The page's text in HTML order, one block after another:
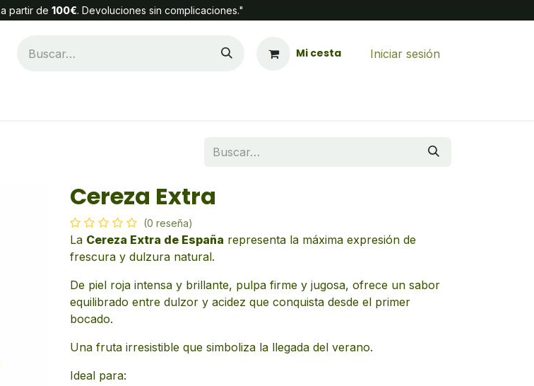
a partir de 100€. Devoluciones sin complicaciones."
Mi cesta Iniciar sesión
Cereza Extra
(0 reseña)
La Cereza Extra de España representa la máxima expresión de
frescura y dulzura natural.
De piel roja intensa y brillante, pulpa firme y jugosa, ofrece un sabor
equilibrado entre dulzor y acidez que conquista desde el primer
bocado.
Una fruta irresistible que simboliza la llegada del verano.
Ideal para: